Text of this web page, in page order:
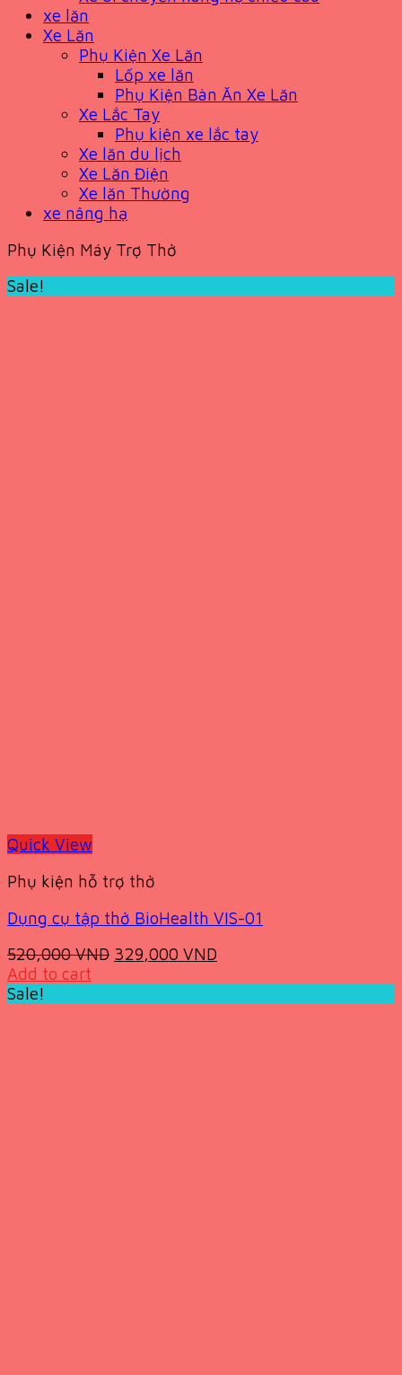
xe lăn
Xe Lăn
Phụ Kiện Xe Lăn
Lốp xe lăn
Phụ Kiện Bàn Ăn Xe Lăn
Xe Lắc Tay
Phụ kiện xe lắc tay
Xe lăn du lịch
Xe Lăn Điện
Xe lăn Thường
xe nâng hạ
Phụ Kiện Máy Trợ Thở
Sale!
Quick View
Phụ kiện hỗ trợ thở
Dụng cụ tập thở BioHealth VIS-01
520,000VND Original
329,000 VND
Add to cart
Sale!